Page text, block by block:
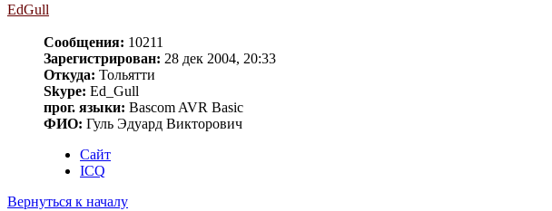
EdGull
Сообщения: 10211
Зарегистрирован: 28 дек 2004, 20:33
Откуда: Тольятти
Skype: Ed_Gull
прог. языки: Bascom AVR Basic
ФИО: Гуль Эдуард Викторович
Сайт
ICQ
Вернуться к началу